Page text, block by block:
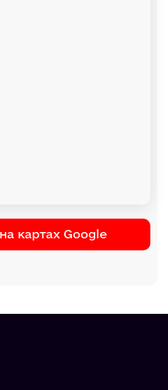
картах Google